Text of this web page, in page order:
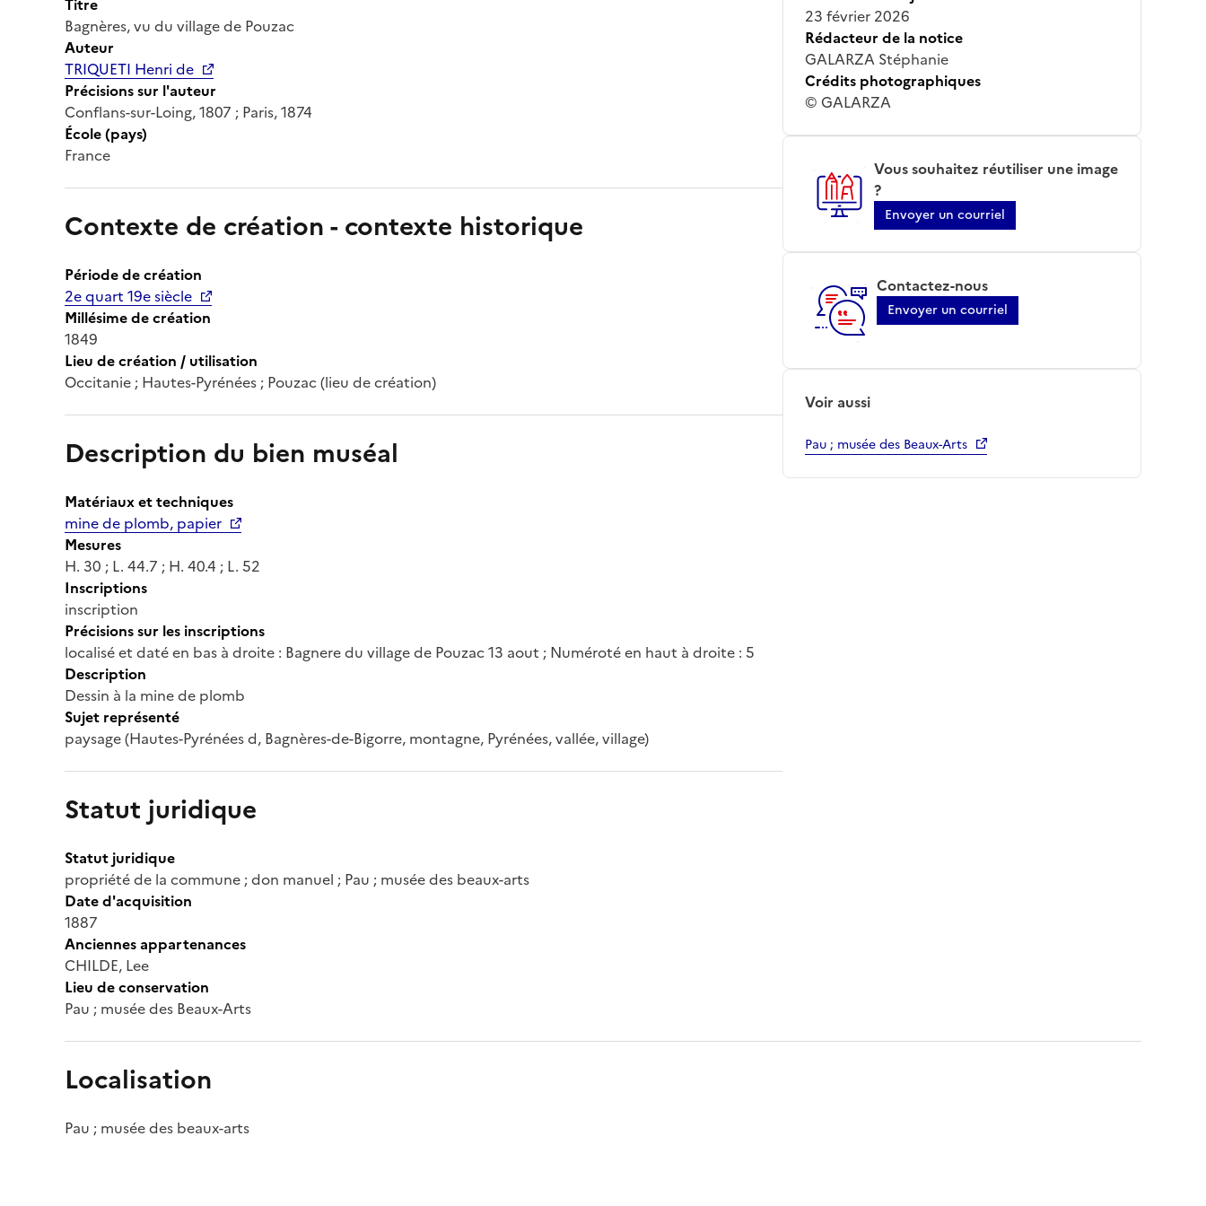
Bagnères, vu du village de Pouzac
Auteur
TRIQUETI Henri de
Précisions sur l'auteur
Conflans-sur-Loing, 1807 ; Paris, 1874
École (pays)
France
Contexte de création - contexte historique
Période de création
2e quart 19e siècle
Millésime de création
1849
Lieu de création / utilisation
Occitanie ; Hautes-Pyrénées ; Pouzac (lieu de création)
Description du bien muséal
Matériaux et techniques
mine de plomb, papier
Mesures
H. 30 ; L. 44.7 ; H. 40.4 ; L. 52
Inscriptions
inscription
Précisions sur les inscriptions
localisé et daté en bas à droite : Bagnere du village de Pouzac 13 aout ; Numéroté en haut à droite : 5
Description
Dessin à la mine de plomb
Sujet représenté
paysage (Hautes-Pyrénées d, Bagnères-de-Bigorre, montagne, Pyrénées, vallée, village)
Statut juridique
Statut juridique
propriété de la commune ; don manuel ; Pau ; musée des beaux-arts
Date d'acquisition
1887
Anciennes appartenances
CHILDE, Lee
Lieu de conservation
Pau ; musée des Beaux-Arts
23 février 2026
Rédacteur de la notice
GALARZA Stéphanie
Crédits photographiques
© GALARZA
Vous souhaitez réutiliser une image
?
Envoyer un courriel
Contactez-nous
Envoyer un courriel
Voir aussi
Pau ; musée des Beaux-Arts
Localisation
Pau ; musée des beaux-arts